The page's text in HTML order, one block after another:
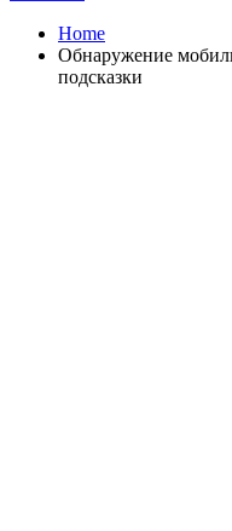
Home
Обнаружение
подсказки